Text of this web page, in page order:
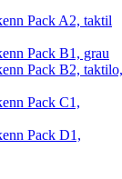
Pack A2, taktil
Pack B1, grau
Pack B2, taktilo,
Pack C1,
Pack D1,